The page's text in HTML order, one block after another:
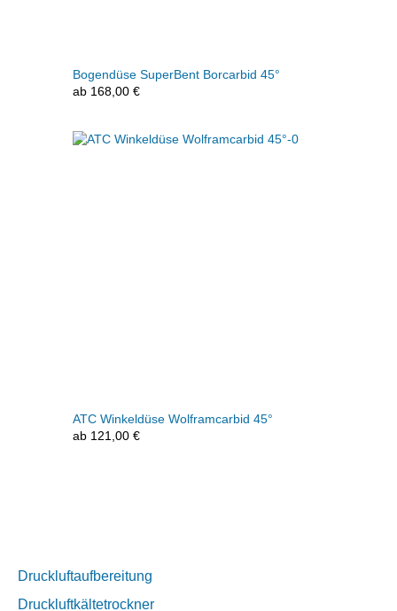
Druckluftaufbereitung
Druckluftkältetrockner
Bogendüse SuperBent Borcarbid 45°
ab 168,00 €
ATC Winkeldüse Wolframcarbid 45°
ab 121,00 €